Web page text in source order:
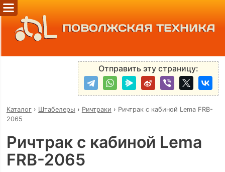
ПОВОЛЖСКАЯ ТЕХНИКА
Отправить эту страницу:
Каталог› Штабелеры › Ричтраки › Ричтрак с кабиной Lema FRB-
2065
Ричтрак с кабиной Lema
FRB-2065